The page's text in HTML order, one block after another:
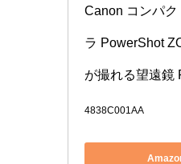
Canon コンパク
ラ PowerShot
が撮れる望遠鏡
4838C001AA